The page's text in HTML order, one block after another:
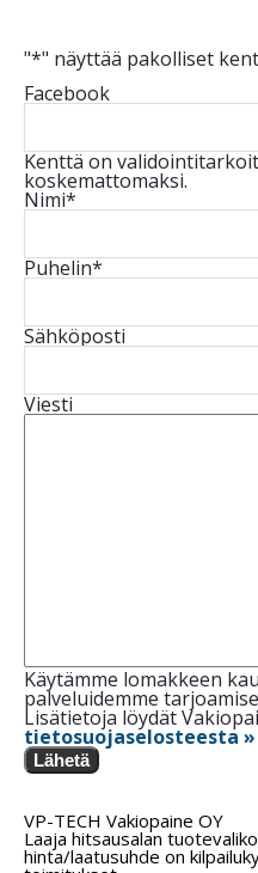
"*" näyttää pakolliset
Facebook
Kenttä on
koskemattomaksi.
Nimi*
Puhelin*
Sähköposti
Viesti
Käytämme lomakkeen
palveluidemme
Lisätietoja löydät
tietosuojaselosteesta »
Lähetä
VP-TECH Vakiopaine OY
Laaja hitsausalan
hinta/laatusuhde on